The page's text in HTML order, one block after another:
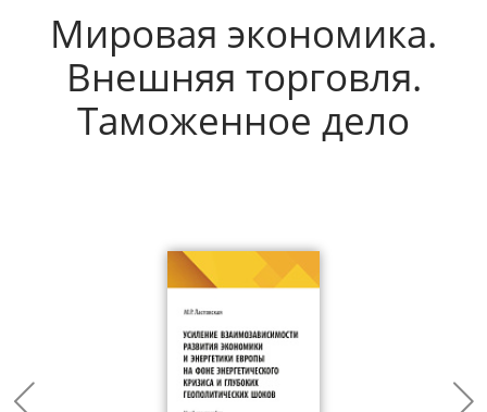
Мировая экономика.
Внешняя торговля.
Таможенное дело